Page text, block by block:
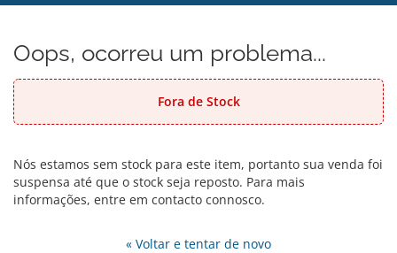
Oops, ocorreu um problema...
Fora de Stock
Nós estamos sem stock para este item, portanto sua venda foi
suspensa até que o stock seja reposto. Para mais
informações, entre em contacto connosco.
« Voltar e tentar de novo